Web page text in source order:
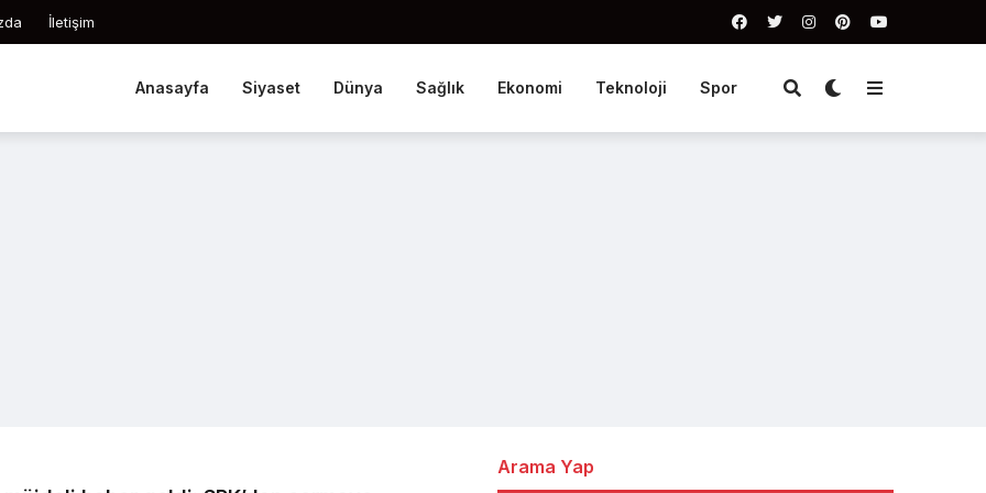
İletişim
Anasayfa Siyaset Dünya Sağlık Ekonomi Teknoloji Spor
Arama Yap